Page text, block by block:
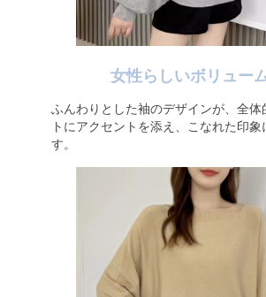
女性らしいボリュー
ふんわりとした袖のデザインが、全体
トにアクセントを添え、こなれた印象
す。